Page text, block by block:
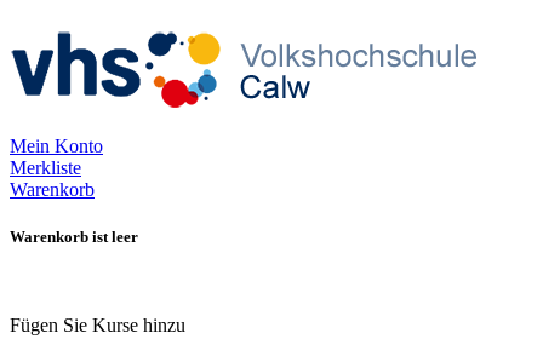
Mein Konto
Merkliste
Warenkorb
Warenkorb ist leer
Fügen Sie Kurse hinzu